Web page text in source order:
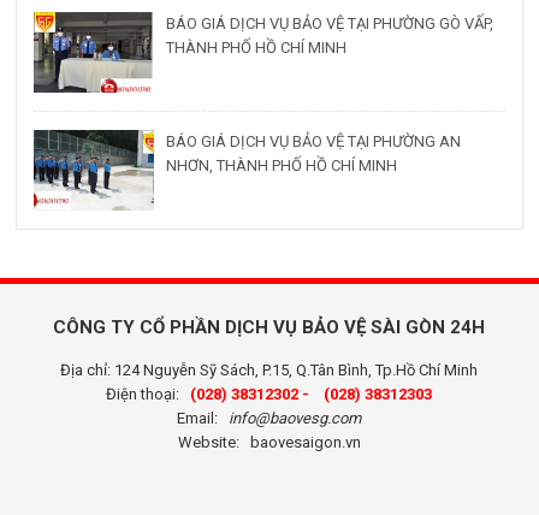
BÁO GIÁ DỊCH VỤ BẢO VỆ TẠI PHƯỜNG GÒ VẤP,
THÀNH PHỐ HỒ CHÍ MINH
BÁO GIÁ DỊCH VỤ BẢO VỆ TẠI PHƯỜNG AN
NHƠN, THÀNH PHỐ HỒ CHÍ MINH
CÔNG TY CỔ PHẦN DỊCH VỤ BẢO VỆ SÀI GÒN 24H
Địa chỉ: 124 Nguyễn Sỹ Sách, P.15, Q.Tân Bình, Tp.Hồ Chí Minh
Điện thoại: (028) 38312302 -
(028) 38312303
Email: info@baovesg.com
Website:
baovesaigon.vn